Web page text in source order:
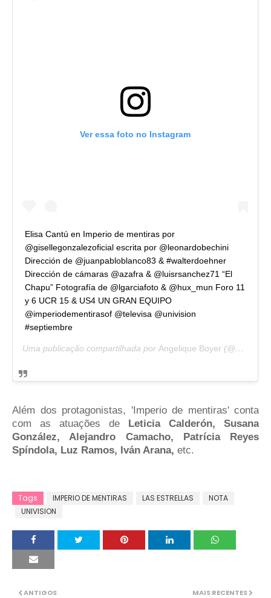
Ver essa foto no Instagram
Elisa Cantú en Imperio de mentiras por
@gisellegonzalezoficial escrita por @leonardobechini
Dirección de @juanpabloblanco83 & #walterdoehner
Dirección de cámaras @azafra & @luisrsanchez71 “El
Chapu” Fotografía de @lgarciafoto & @hux_mun Foro 11
y 6 UCR 15 & US4 UN GRAN EQUIPO
@imperiodementirasof @televisa @univision
#septiembre
Uma publicação compartilhada por Angelique Boyer (@angeliqueboyer) em
Além dos protagonistas, 'Imperio de mentiras' conta
com as atuações de Leticia Calderón, Susana
González, Alejandro Camacho, Patrícia Reyes
Spíndola, Luz Ramos, Iván Arana, etc.
Tags IMPERIO DE MENTIRAS LAS ESTRELLAS
NOTA
UNIVISION
MAIS RECENTES
ANTIGOS